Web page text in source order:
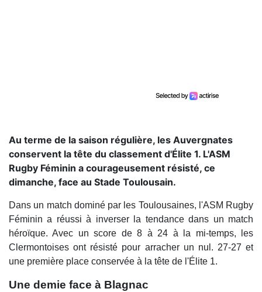
Au terme de la saison régulière, les Auvergnates
conservent la tête du classement d'Élite 1. L'ASM
Rugby Féminin a courageusement résisté, ce
dimanche, face au Stade Toulousain.
Dans un match dominé par les Toulousaines, l'ASM Rugby
Féminin a réussi à inverser la tendance dans un match
héroïque. Avec un score de 8 à 24 à la mi-temps, les
Clermontoises ont résisté pour arracher un nul. 27-27 et
une première place conservée à la tête de l'Élite 1.
Une demie face à Blagnac